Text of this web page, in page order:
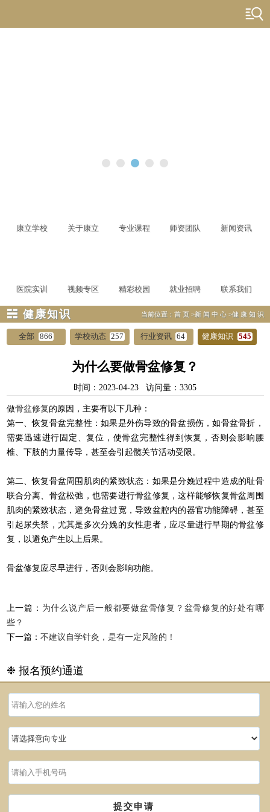
康立学校 关于康立 专业课程 师资团队 新闻资讯
医院实训 视频专区 精彩校园 就业招聘 联系我们
☵ 健康知识 当前位置： 首页 >新闻中心>健康知识
全部 866 学校动态 257 行业资讯 64 健康知识 545
为什么要做骨盆修复？
时间：2023-04-23 访问量：3305
做骨盆修复 的原因，主要有以下几种：
第一、恢复骨盆完整性：如果是外伤导致的骨盆损伤，如骨盆骨折，
需要迅速进行固定、复位，使骨盆完整性得到恢复，否则会影响腰
椎、下肢的力量传导，甚至会引起髋关节活动受限。
第二、恢复骨盆周围肌肉的紧致状态：如果是分娩过程中造成的耻骨
联合分离、骨盆松弛，也需要进行骨盆修复，这样能够恢复骨盆周围
肌肉的紧致状态，避免骨盆过宽，导致盆腔内的器官功能障碍，甚至
引起尿失禁，尤其是多次分娩的女性患者，应尽量进行早期的骨盆修
复，以避免产生以上后果。
骨盆修复应尽早进行，否则会影响功能。
上一篇： 为什么说产后一般都要做盆骨修复？盆骨修复的好处有哪
些？
下一篇： 不建议自学针灸，是有一定风险的！
❉ 报名预约通道
提交申请